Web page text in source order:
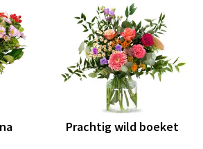
Prachtig wild boeket